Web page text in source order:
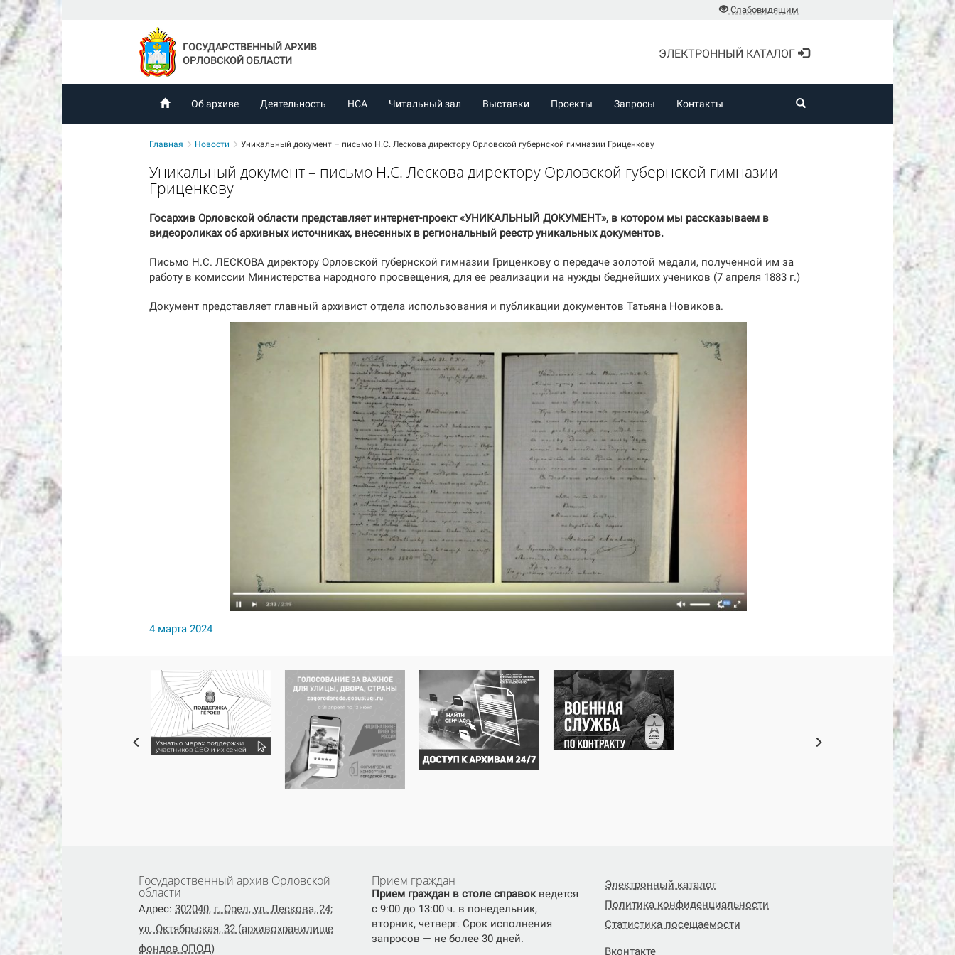
Слабовидящим
ГОСУДАРСТВЕННЫЙ АРХИВ
ОРЛОВСКОЙ ОБЛАСТИ
ЭЛЕКТРОННЫЙ КАТАЛОГ
Об архиве Деятельность НСА Читальный зал Выставки Проекты Запросы Контакты
Главная Новости Уникальный документ – письмо Н.С. Лескова директору Орловской губернской гимназии Гриценкову
Уникальный документ – письмо Н.С. Лескова директору Орловской губернской гимназии
Гриценкову
Госархив Орловской области представляет интернет-проект «УНИКАЛЬНЫЙ ДОКУМЕНТ», в котором мы рассказываем в
видеороликах об архивных источниках, внесенных в региональный реестр уникальных документов.
Письмо Н.С. ЛЕСКОВА директору Орловской губернской гимназии Гриценкову о передаче золотой медали, полученной им за
работу в комиссии Министерства народного просвещения, для ее реализации на нужды беднейших учеников (7 апреля 1883 г.)
Документ представляет главный архивист отдела использования и публикации документов Татьяна Новикова.
4 марта 2024
Государственный архив Орловской
области
Адрес: 302040, г. Орел, ул. Лескова, 24;
ул. Октябрьская, 32 (архивохранилище
фондов ОПОД)
Прием граждан
Прием граждан в столе справокведется
с 9:00 до 13:00 ч. в понедельник,
вторник, четверг. Срок исполнения
запросов — не более 30 дней.
Электронный каталог
Политика конфиденциальности
Статистика посещаемости
Вконтакте